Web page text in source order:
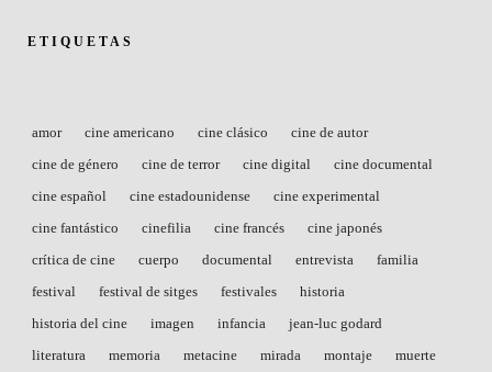
ETIQUETAS
amor cine americano cine clásico
cine de autor
cine de género
cine de terror cine digital
cine documental
cine español
cine estadounidense
cine experimental
cine fantástico
cinefilia cine francés
cine japonés
crítica de cine
cuerpo documental entrevista
familia
festival
festival de sitges festivales
historia
historia del cine
imagen infancia
jean-luc godard
literatura
memoria metacine mirada montaje muerte